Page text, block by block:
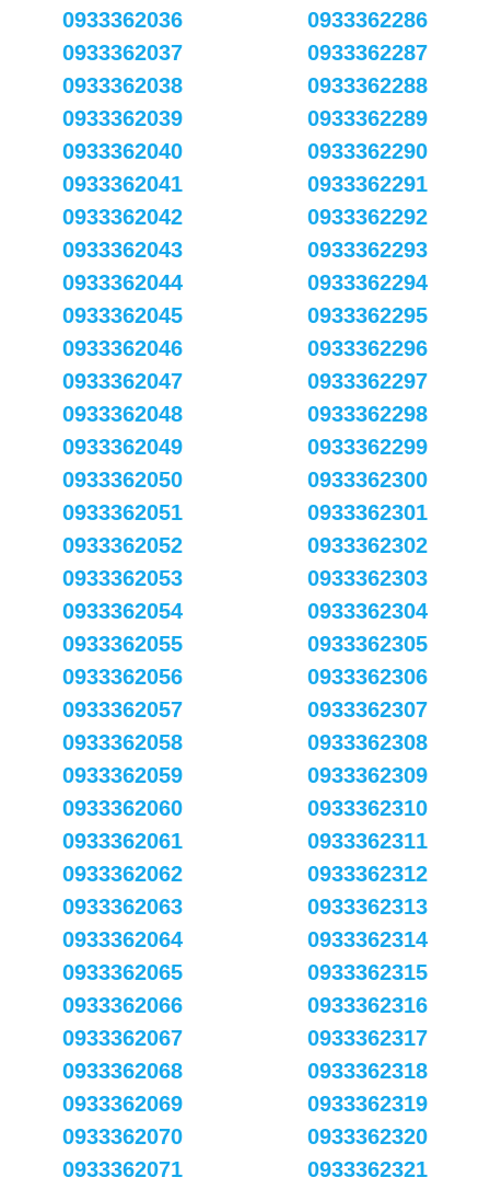
0933362036
0933362037
0933362038
0933362039
0933362040
0933362041
0933362042
0933362043
0933362044
0933362045
0933362046
0933362047
0933362048
0933362049
0933362050
0933362051
0933362052
0933362053
0933362054
0933362055
0933362056
0933362057
0933362058
0933362059
0933362060
0933362061
0933362062
0933362063
0933362064
0933362065
0933362066
0933362067
0933362068
0933362069
0933362070
0933362071
0933362286
0933362287
0933362288
0933362289
0933362290
0933362291
0933362292
0933362293
0933362294
0933362295
0933362296
0933362297
0933362298
0933362299
0933362300
0933362301
0933362302
0933362303
0933362304
0933362305
0933362306
0933362307
0933362308
0933362309
0933362310
0933362311
0933362312
0933362313
0933362314
0933362315
0933362316
0933362317
0933362318
0933362319
0933362320
0933362321